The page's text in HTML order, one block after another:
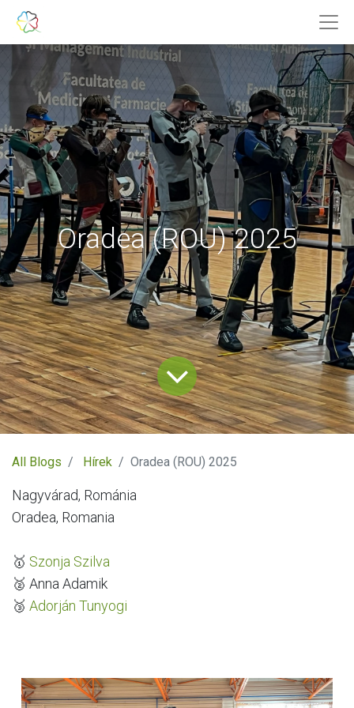
Oradea (ROU) 2025
All Blogs Hírek Oradea (ROU) 2025
Nagyvárad, Románia
Oradea, Romania
🥇 Szonja Szilva
🥈 Anna Adamik
🥉 Adorján Tunyogi